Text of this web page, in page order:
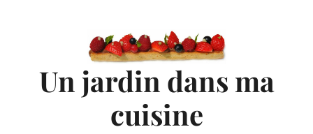
Un jardin dans ma
cuisine